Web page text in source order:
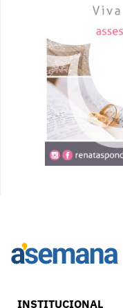
INSTITUCIONAL